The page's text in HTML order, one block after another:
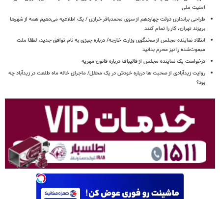
امنیت ملی
طراحی براندازی دولت چهاردهم از سوی محمدباقر خرازی / یک اطلاعیه می‌دهیم همه از شهرها
بریزند تهران، کار را تمام کنند
انتقاد نماینده مجلس از سخنگوی وزارت خارجه/ درباره چیزی به نام توافق جدید، لطفا ملت
مبعوث‌شده را نیز محرم بدانید
درخواست یک نماینده مجلس از قالیباف درباره قانون مهریه
روایت زیدآبادی از صحبت ها درباره خودش در یک محفل/ ماجرای خاله ماه طلعت در زیدآباد چه
بود؟